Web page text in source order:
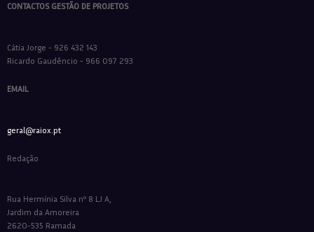
CONTACTOS GESTÃO DE PROJETOS
Cátia Jorge - 926 432 143
Ricardo Gaudêncio - 966 097 293
EMAIL
geral@raiox.pt
Redação
Rua Hermínia Silva nº 8 LJ A,
Jardim da Amoreira
2620-535 Ramada